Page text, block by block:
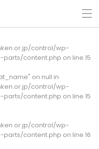
control/wp-
parts/content.php on line 15
on null in
control/wp-
parts/content.php on line 15
control/wp-
parts/content.php on line 16